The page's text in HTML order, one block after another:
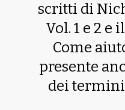
scritti di
Vol. 1 e 2 e
Come
presente
dei